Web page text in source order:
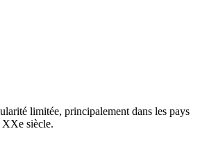
limitée, principalement dans les pays
XXe siècle.